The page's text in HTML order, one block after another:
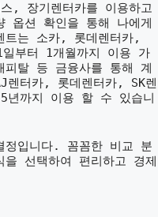
, 장기렌터카를 이용하고
옵션 확인을 통해 나에게
트는 소카, 롯데렌터카,
부터 1개월까지 이용 가
피탈 등 금융사를 통해 계
렌터카, 롯데렌터카, SK렌
년까지 이용 할 수 있습니
정입니다. 꼼꼼한 비교 분
선택하여 편리하고 경제